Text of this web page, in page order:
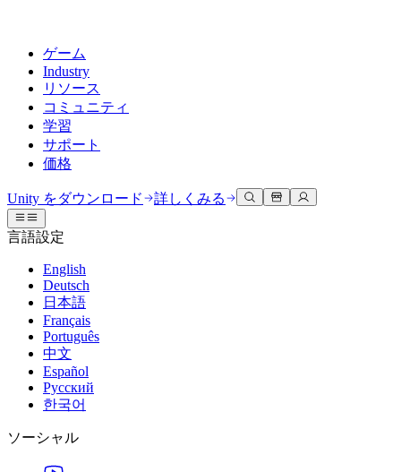
ゲーム
Industry
リソース
コミュニティ
学習
サポート
価格
Unityエンジン
任意のプラットフォーム向けに2Dおよび3Dゲームを構築
共同作業
チームでの共同作業と迅速なイテレーション
Unity をダウンロード
プランと価格
デプロイ
Unity がサポートする 25 以上のプラットフォームを見る
3Dコラボレーション
リアルタイムで3Dプロジェクトを構築およびレビューする
没入型トレーニング
没入型環境でのトレーニング
顧客体験
インタラクティブな3D体験を作成する
業界
運用の卓越性を達成する
ドキュメント
公式ユーザーマニュアルとAPIリファレンス
開発者ツール
リリースバージョンと問題追跡
ロードマップ
今後の機能をレビューする
技術用語のライブラリ
ディスカッション
議論、問題解決、つながる
イベント
グローバルおよびローカルイベント
コミュニティストーリー
Made with Unity
Unityクリエイターの紹介
ライブストリーム
Unity Learn
無料でUnityスキルをマスターする
プロフェッショナルトレーニング
Unityトレーナーでチームをレベルアップ
Unity初心者向け
スタートガイド
学習を開始しましょう
Unity は初めてですか？旅を始めましょう
ヘルプを得る
Unityで成功するためのサポート
Success Plan
専門的なサポートで目標を早く達成する
FAQ
よくある質問への回答
お問い合わせ
Unity をダウンロード 詳しくみる
言語設定
English
Deutsch
日本語
Français
Português
中文
Español
Русский
한국어
ソーシャル